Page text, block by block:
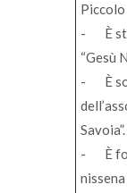
Piccolo
- È
“Gesù
- È
Savoia”.
- È